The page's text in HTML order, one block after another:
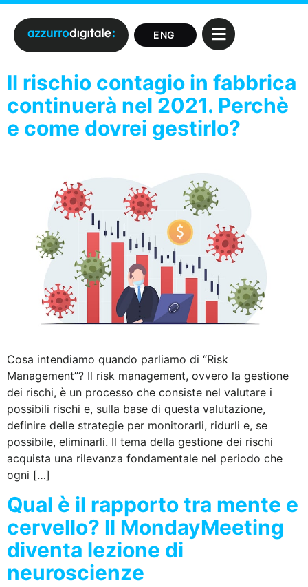
Il rischio contagio in fabbrica
continuerà nel 2021. Perchè
e come dovrei gestirlo?
Cosa intendiamo quando parliamo di “Risk
Management”? Il risk management, ovvero la gestione
dei rischi, è un processo che consiste nel valutare i
possibili rischi e, sulla base di questa valutazione,
definire delle strategie per monitorarli, ridurli e, se
possibile, eliminarli. Il tema della gestione dei rischi
acquista una rilevanza fondamentale nel periodo che
ogni […]
Qual è il rapporto tra mente e
cervello? Il MondayMeeting
diventa lezione di
neuroscienze